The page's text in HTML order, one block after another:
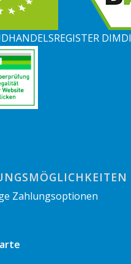
DIMDI
Zahlungsoptionen